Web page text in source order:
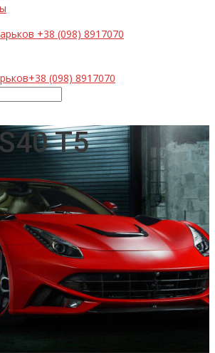
+38 (098) 8917070
+38 (098) 8917070
T5